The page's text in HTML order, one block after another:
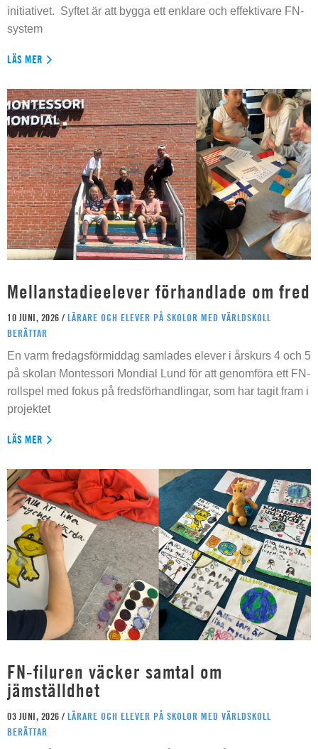
initiativet. Syftet är att bygga ett enklare och effektivare FN-
system
LÄS MER
Mellanstadieelever förhandlade om fred
10 JUNI, 2026 / LÄRARE OCH ELEVER PÅ SKOLOR MED VÄRLDSKOLL
BERÄTTAR
En varm fredagsförmiddag samlades elever i årskurs 4 och 5
på skolan Montessori Mondial Lund för att genomföra ett FN-
rollspel med fokus på fredsförhandlingar, som har tagit fram i
projektet
LÄS MER
FN-filuren väcker samtal om
jämställdhet
03 JUNI, 2026 / LÄRARE OCH ELEVER PÅ SKOLOR MED VÄRLDSKOLL
BERÄTTAR